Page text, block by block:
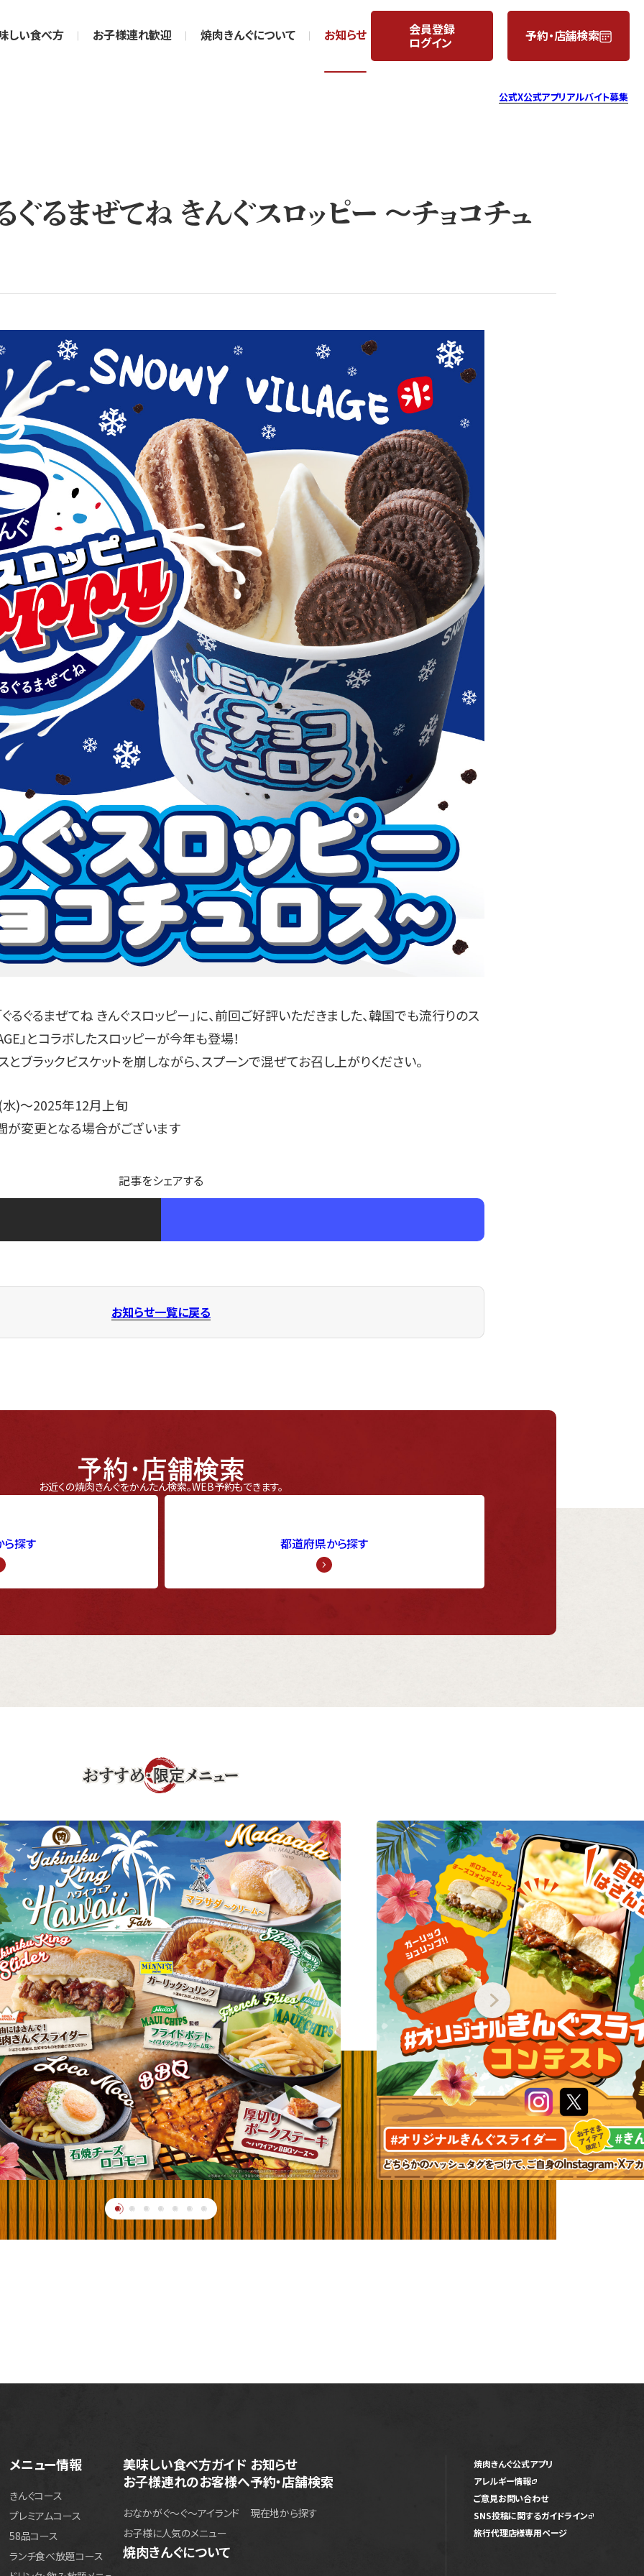
会員登録
ログイン 予約・店舗検索
しい食べ方 お子様連れ歓迎 焼肉きんぐについて お知らせ
公式X公式アプリアルバイト募集
ぐるまぜてね きんぐスロッピー 〜チョコチュ
ぐるぐるまぜてね きんぐスロッピー」に、前回ご好評いただきました、韓国でも流行りのス
』とコラボしたスロッピーが今年も登場！
とブラックビスケットを崩しながら、スプーンで混ぜてお召し上がりください。
)〜2025年12月上旬
変更となる場合がございます
記事をシェアする
お知らせ一覧に戻る
予約・店舗検索
お近くの焼肉きんぐをかんたん検索。WEB予約もできます。
探す 都道府県から探す
おすすめ・限定メニュー
メニュー情報
きんぐコース
プレミアムコース
58品コース
ランチ食べ放題コース
美味しい食べ方ガイド
お子様連れのお客様へ
おなかがぐ〜ぐ〜アイランド
お子様に人気のメニュー
焼肉きんぐについて
お知らせ
予約・店舗検索
現在地から探す
焼肉きんぐ公式アプリ
アレルギー情報
ご意見お問い合わせ
SNS投稿に関するガイドライン
旅行代理店様専用ページ